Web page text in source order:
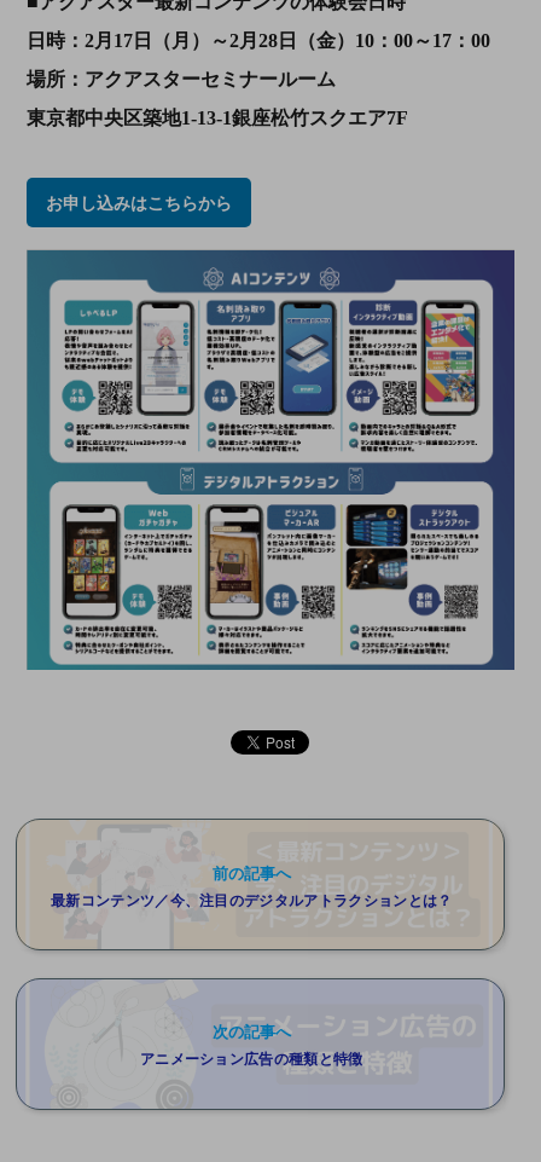
日時：2月17日（月）～2月28日（金）10：00～17：00
場所：アクアスターセミナールーム
東京都中央区築地1-13-1銀座松竹スクエア7F
お申し込みはこちらから
前の記事へ
最新コンテンツ／今、注目のデジタルアトラクションとは？
次の記事へ
アニメーション広告の種類と特徴